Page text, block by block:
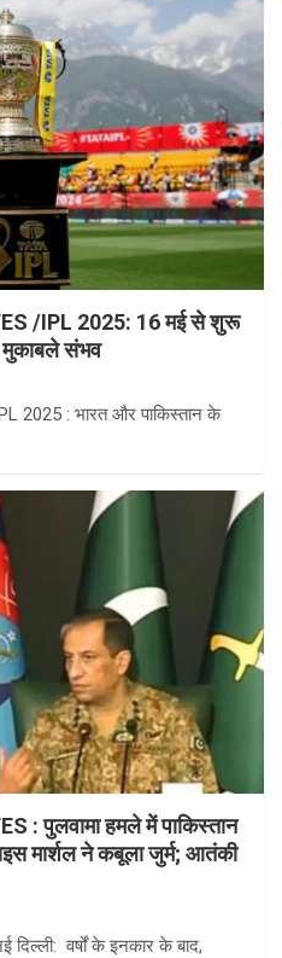
/IPL 2025: 16 मई से शुरू
मुकाबले संभव
2025 : भारत और पाकिस्तान के
: पुलवामा हमले में पाकिस्तान
मार्शल ने कबूला जुर्म; आतंकी
वर्षों के इनकार के बाद,